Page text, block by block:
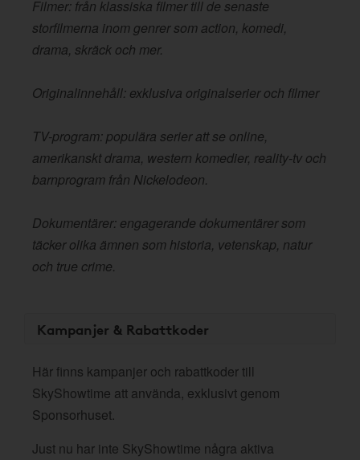
Filmer: från klassiska filmer till de senaste
storfilmerna inom genrer som action, komedi,
drama, skräck och mer.
Originalinnehåll: exklusiva originalserier och filmer
TV-program: populära serier att se online,
amerikanskt drama, western komedier, reality-tv och
barnprogram från Nickelodeon.
Dokumentärer: engagerande dokumentärer som
täcker olika ämnen som historia, vetenskap, natur
och true crime.
Kampanjer & Rabattkoder
Här finns kampanjer och rabattkoder till
SkyShowtime att använda, exklusivt genom
Sponsorhuset.
Just nu har inte SkyShowtime några aktiva